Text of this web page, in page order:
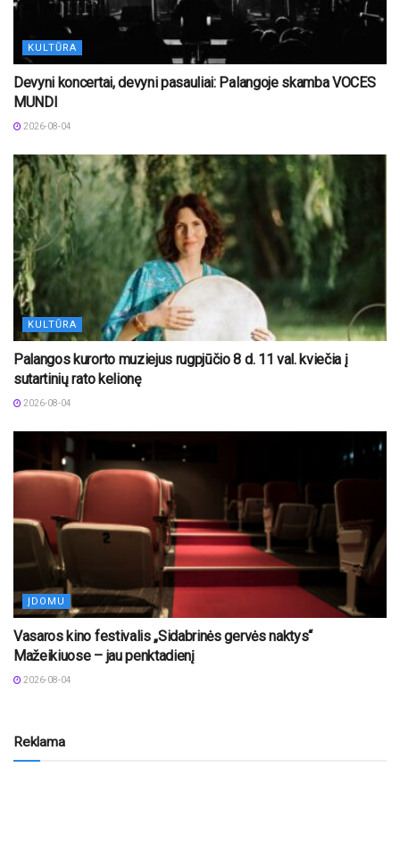
KULTŪRA
Devyni koncertai, devyni pasauliai: Palangoje skamba VOCES
MUNDI
2026-08-04
KULTŪRA
Palangos kurorto muziejus rugpjūčio 8 d. 11 val. kviečia į
sutartinių rato kelionę
2026-08-04
ĮDOMU
Vasaros kino festivalis „Sidabrinės gervės naktys“
Mažeikiuose – jau penktadienį
2026-08-04
Reklama